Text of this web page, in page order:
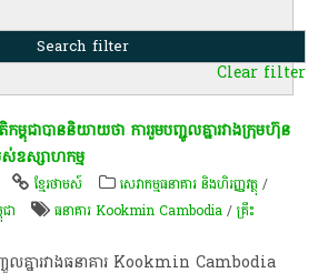
Clear filter
ម្ពុជា​បាន​និយាយ​ថា​ ការ​រួម​ប​ញ្ជូ​ល​គ្នា​រវាង​ក្រុមហ៊ុន​
ស់​ឧស្សាហកម្ម​
ខ្មែរថាមស៍ សេវាកម្មធនាគារ និងហិរញ្ញវត្ថុ /
ា ​ធនាគារ​ Kookmin​ Cambodia /គ្រឹះ
គ្នា​រវាង​ធនាគារ​ Kookmin​ Cambodia​